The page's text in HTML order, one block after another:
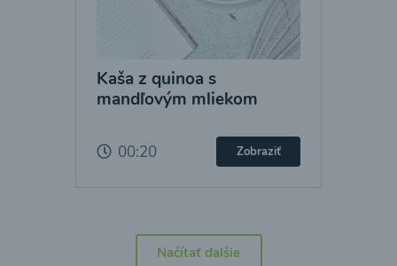
Kaša z quinoa s
mandľovým mliekom
00:20 Zobraziť
Načítať ďalšie